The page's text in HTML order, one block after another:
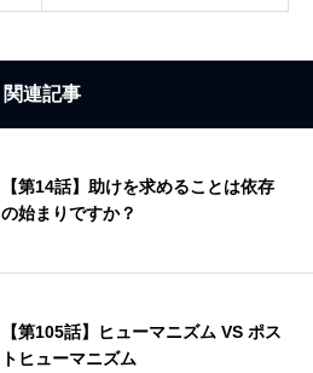
関連記事
【第14話】助けを求めることは依存
の始まりですか？
【第105話】ヒューマニズム VS ポス
トヒューマニズム